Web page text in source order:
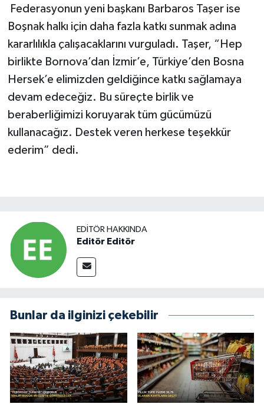
Federasyonun yeni başkanı Barbaros Taşer ise
Boşnak halkı için daha fazla katkı sunmak adına
kararlılıkla çalışacaklarını vurguladı. Taşer, “Hep
birlikte Bornova’dan İzmir’e, Türkiye’den Bosna
Hersek’e elimizden geldiğince katkı sağlamaya
devam edeceğiz. Bu süreçte birlik ve
beraberliğimizi koruyarak tüm gücümüzü
kullanacağız. Destek veren herkese teşekkür
ederim” dedi.
EDITÖR HAKKINDA
Editör Editör
Bunlar da ilginizi çekebilir